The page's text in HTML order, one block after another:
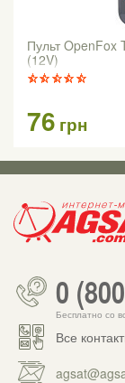
Пульт OpenFox
(12V)
76 грн
0
Бесплатно со
Все